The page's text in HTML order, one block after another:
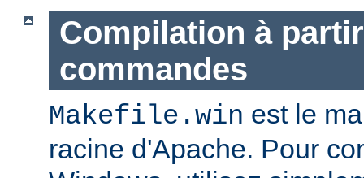
Compilation à
commandes
Makefile.win est le
racine d'Apache. Pour